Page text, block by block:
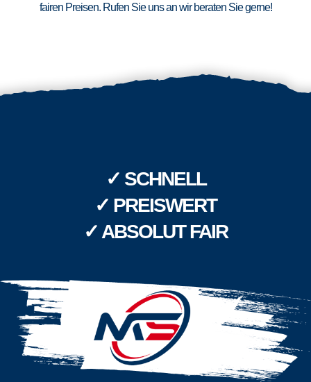
fairen Preisen. Rufen Sie uns an wir beraten Sie gerne!
✓ SCHNELL
✓ PREISWERT
✓ ABSOLUT FAIR